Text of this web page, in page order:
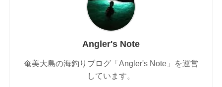
Angler's Note
奄美大島の海釣りブログ「Angler's Note」を運営
しています。